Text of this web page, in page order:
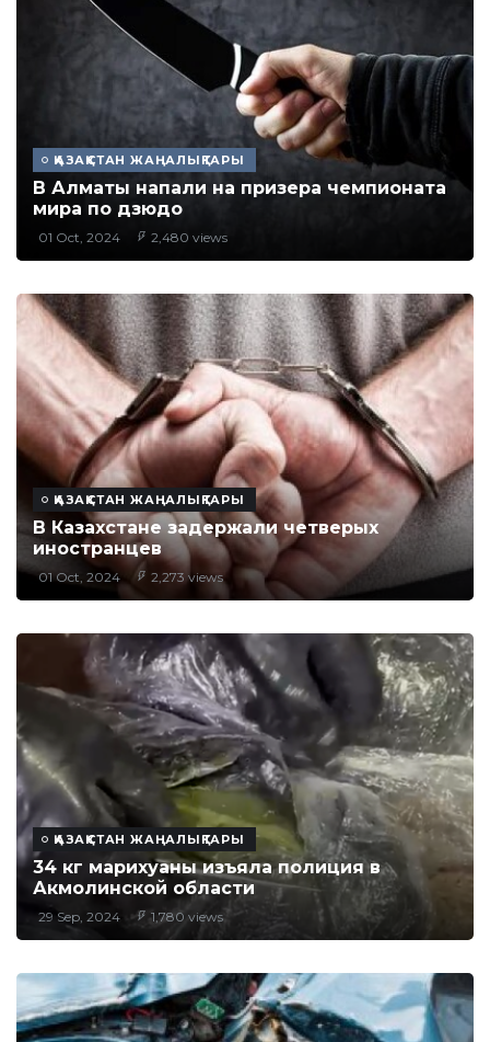
ҚАЗАҚСТАН ЖАҢАЛЫҚТАРЫ
В Алматы напали на призера чемпионата
мира по дзюдо
01 Oct, 2024 2,480 views
ҚАЗАҚСТАН ЖАҢАЛЫҚТАРЫ
В Казахстане задержали четверых
иностранцев
01 Oct, 2024 2,273 views
ҚАЗАҚСТАН ЖАҢАЛЫҚТАРЫ
34 кг марихуаны изъяла полиция в
Акмолинской области
29 Sep, 2024 1,780 views